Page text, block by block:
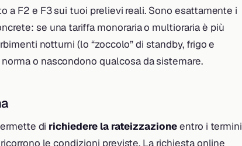
a F2 e F3 sui tuoi prelievi reali. Sono esattamente i
se una tariffa monoraria o multioraria è più
notturni (lo “zoccolo” di standby, frigo e
o nascondono qualcosa da sistemare.
di richiedere la rateizzazioneentro i termini
le condizioni previste. La richiesta online